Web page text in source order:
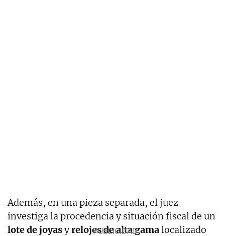
Además, en una pieza separada, el juez
investiga la procedencia y situación fiscal de un
lote de joyasyrelojes de alta gamalocalizado